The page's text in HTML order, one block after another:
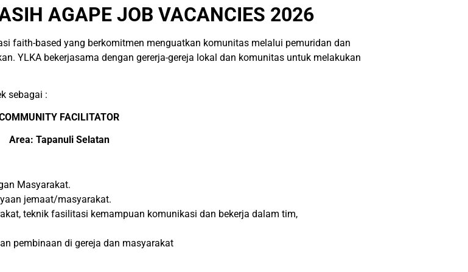
AGAPE JOB VACANCIES 2026
faith-based yang berkomitmen menguatkan komunitas melalui pemuridan dan
YLKA bekerjasama dengan gererja-gereja lokal dan komunitas untuk melakukan
sebagai :
FACILITATOR
Area: Tapanuli Selatan
Masyarakat.
jemaat/masyarakat.
teknik fasilitasi kemampuan komunikasi dan bekerja dalam tim,
pembinaan di gereja dan masyarakat